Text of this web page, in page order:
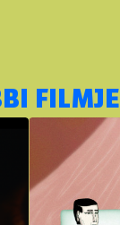
FILMJE